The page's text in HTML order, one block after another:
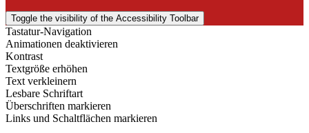
Toggle the visibility of the Accessibility Toolbar
Tastatur-Navigation
Animationen deaktivieren
Kontrast
Textgröße erhöhen
Text verkleinern
Lesbare Schriftart
Überschriften markieren
Links und Schaltflächen markieren